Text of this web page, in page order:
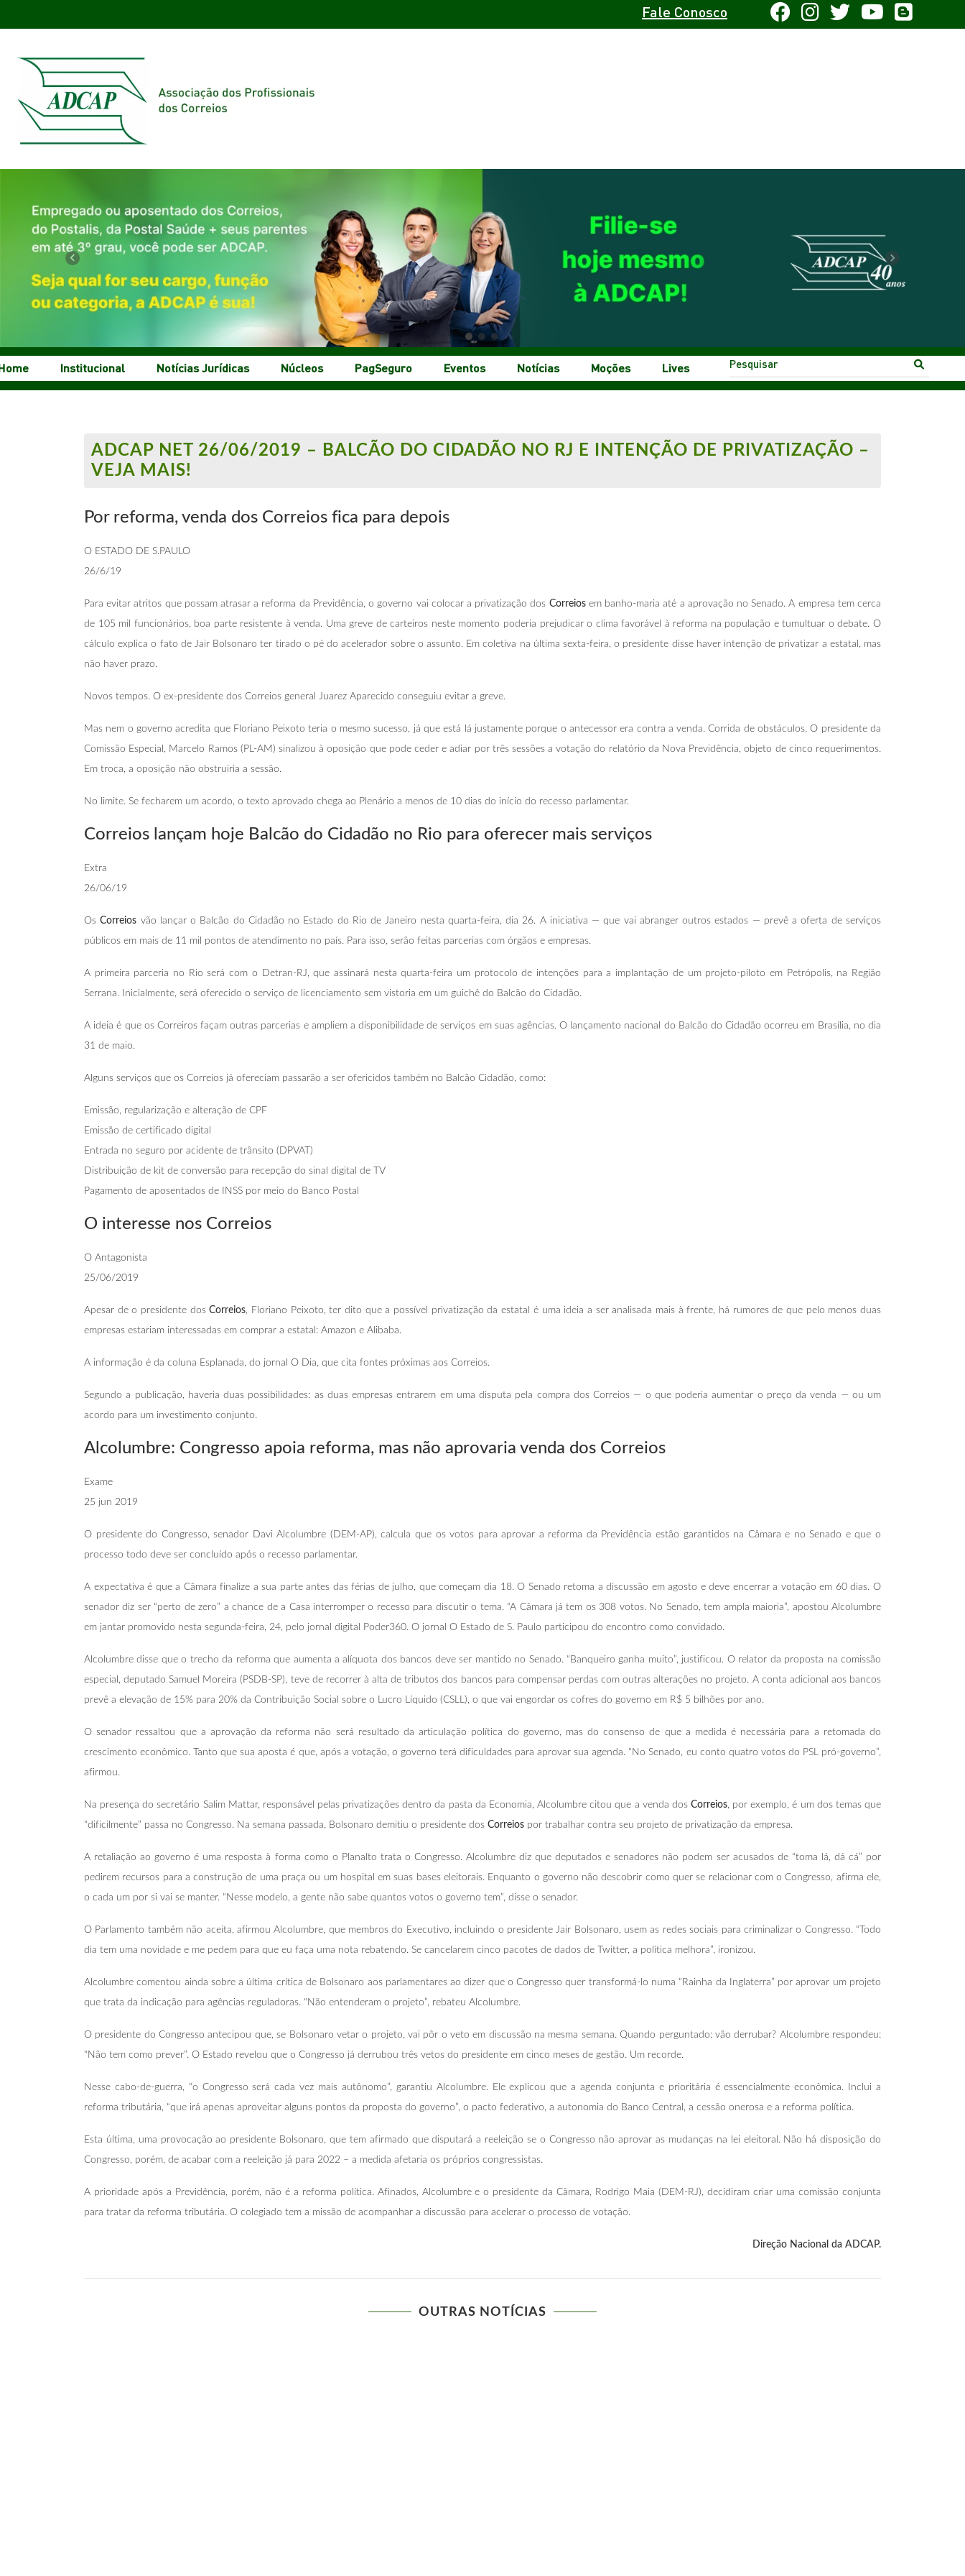
Fale Conosco
Previous Next
Institucional Notícias Jurídicas Núcleos PagSeguro Eventos Notícias Moções Lives
ADCAP NET 26/06/2019 – BALCÃO DO CIDADÃO NO RJ E INTENÇÃO DE PRIVATIZAÇÃO –
VEJA MAIS!
Por reforma, venda dos Correios fica para depois
O ESTADO DE S.PAULO
26/6/19
Para evitar atritos que possam atrasar a reforma da Previdência, o governo vai colocar a privatização dos Correios em banho-maria até a aprovação no Senado. A empresa tem cerca
de 105 mil funcionários, boa parte resistente à venda. Uma greve de carteiros neste momento poderia prejudicar o clima favorável à reforma na população e tumultuar o debate. O
cálculo explica o fato de Jair Bolsonaro ter tirado o pé do acelerador sobre o assunto. Em coletiva na última sexta-feira, o presidente disse haver intenção de privatizar a estatal, mas
não haver prazo.
Novos tempos. O ex-presidente dos Correios general Juarez Aparecido conseguiu evitar a greve.
Mas nem o governo acredita que Floriano Peixoto teria o mesmo sucesso, já que está lá justamente porque o antecessor era contra a venda. Corrida de obstáculos. O presidente da
Comissão Especial, Marcelo Ramos (PL-AM) sinalizou à oposição que pode ceder e adiar por três sessões a votação do relatório da Nova Previdência, objeto de cinco requerimentos.
Em troca, a oposição não obstruiria a sessão.
No limite. Se fecharem um acordo, o texto aprovado chega ao Plenário a menos de 10 dias do início do recesso parlamentar.
Correios lançam hoje Balcão do Cidadão no Rio para oferecer mais serviços
Extra
26/06/19
OsCorreios vão lançar o Balcão do Cidadão no Estado do Rio de Janeiro nesta quarta-feira, dia 26. A iniciativa — que vai abranger outros estados — prevê a oferta de serviços
públicos em mais de 11 mil pontos de atendimento no país. Para isso, serão feitas parcerias com órgãos e empresas.
A primeira parceria no Rio será com o Detran-RJ, que assinará nesta quarta-feira um protocolo de intenções para a implantação de um projeto-piloto em Petrópolis, na Região
Serrana. Inicialmente, será oferecido o serviço de licenciamento sem vistoria em um guichê do Balcão do Cidadão.
A ideia é que os Correiros façam outras parcerias e ampliem a disponibilidade de serviços em suas agências. O lançamento nacional do Balcão do Cidadão ocorreu em Brasília, no dia
31 de maio.
Alguns serviços que os Correios já ofereciam passarão a ser ofericidos também no Balcão Cidadão, como:
Emissão, regularização e alteração de CPF
Emissão de certificado digital
Entrada no seguro por acidente de trânsito (DPVAT)
Distribuição de kit de conversão para recepção do sinal digital de TV
Pagamento de aposentados de INSS por meio do Banco Postal
O interesse nos Correios
O Antagonista
25/06/2019
Apesar de o presidente dosCorreios , Floriano Peixoto, ter dito que a possível privatização da estatal é uma ideia a ser analisada mais à frente, há rumores de que pelo menos duas
empresas estariam interessadas em comprar a estatal: Amazon e Alibaba.
A informação é da coluna Esplanada, do jornal O Dia, que cita fontes próximas aos Correios.
Segundo a publicação, haveria duas possibilidades: as duas empresas entrarem em uma disputa pela compra dos Correios — o que poderia aumentar o preço da venda — ou um
acordo para um investimento conjunto.
Alcolumbre: Congresso apoia reforma, mas não aprovaria venda dos Correios
Exame
25 jun 2019
O presidente do Congresso, senador Davi Alcolumbre (DEM-AP), calcula que os votos para aprovar a reforma da Previdência estão garantidos na Câmara e no Senado e que o
processo todo deve ser concluído após o recesso parlamentar.
A expectativa é que a Câmara finalize a sua parte antes das férias de julho, que começam dia 18. O Senado retoma a discussão em agosto e deve encerrar a votação em 60 dias. O
senador diz ser “perto de zero” a chance de a Casa interromper o recesso para discutir o tema. “A Câmara já tem os 308 votos. No Senado, tem ampla maioria”, apostou Alcolumbre
em jantar promovido nesta segunda-feira, 24, pelo jornal digital Poder360. O jornal O Estado de S. Paulo participou do encontro como convidado.
Alcolumbre disse que o trecho da reforma que aumenta a alíquota dos bancos deve ser mantido no Senado. “Banqueiro ganha muito”, justificou. O relator da proposta na comissão
especial, deputado Samuel Moreira (PSDB-SP), teve de recorrer à alta de tributos dos bancos para compensar perdas com outras alterações no projeto. A conta adicional aos bancos
prevê a elevação de 15% para 20% da Contribuição Social sobre o Lucro Líquido (CSLL), o que vai engordar os cofres do governo em R$ 5 bilhões por ano.
O senador ressaltou que a aprovação da reforma não será resultado da articulação política do governo, mas do consenso de que a medida é necessária para a retomada do
crescimento econômico. Tanto que sua aposta é que, após a votação, o governo terá dificuldades para aprovar sua agenda. “No Senado, eu conto quatro votos do PSL pró-governo”,
afirmou.
Na presença do secretário Salim Mattar, responsável pelas privatizações dentro da pasta da Economia, Alcolumbre citou que a venda dos Correios, por exemplo, é um dos temas que
“dificilmente” passa no Congresso. Na semana passada, Bolsonaro demitiu o presidente dos Correios por trabalhar contra seu projeto de privatização da empresa.
A retaliação ao governo é uma resposta à forma como o Planalto trata o Congresso. Alcolumbre diz que deputados e senadores não podem ser acusados de “toma lá, dá cá” por
pedirem recursos para a construção de uma praça ou um hospital em suas bases eleitorais. Enquanto o governo não descobrir como quer se relacionar com o Congresso, afirma ele,
o cada um por si vai se manter. “Nesse modelo, a gente não sabe quantos votos o governo tem”, disse o senador.
O Parlamento também não aceita, afirmou Alcolumbre, que membros do Executivo, incluindo o presidente Jair Bolsonaro, usem as redes sociais para criminalizar o Congresso. “Todo
dia tem uma novidade e me pedem para que eu faça uma nota rebatendo. Se cancelarem cinco pacotes de dados de Twitter, a política melhora”, ironizou.
Alcolumbre comentou ainda sobre a última crítica de Bolsonaro aos parlamentares ao dizer que o Congresso quer transformá-lo numa “Rainha da Inglaterra” por aprovar um projeto
que trata da indicação para agências reguladoras. “Não entenderam o projeto”, rebateu Alcolumbre.
O presidente do Congresso antecipou que, se Bolsonaro vetar o projeto, vai pôr o veto em discussão na mesma semana. Quando perguntado: vão derrubar? Alcolumbre respondeu:
“Não tem como prever”. O Estado revelou que o Congresso já derrubou três vetos do presidente em cinco meses de gestão. Um recorde.
Nesse cabo-de-guerra, “o Congresso será cada vez mais autônomo”, garantiu Alcolumbre. Ele explicou que a agenda conjunta e prioritária é essencialmente econômica. Inclui a
reforma tributária, “que irá apenas aproveitar alguns pontos da proposta do governo”, o pacto federativo, a autonomia do Banco Central, a cessão onerosa e a reforma política.
Esta última, uma provocação ao presidente Bolsonaro, que tem afirmado que disputará a reeleição se o Congresso não aprovar as mudanças na lei eleitoral. Não há disposição do
Congresso, porém, de acabar com a reeleição já para 2022 – a medida afetaria os próprios congressistas.
A prioridade após a Previdência, porém, não é a reforma política. Afinados, Alcolumbre e o presidente da Câmara, Rodrigo Maia (DEM-RJ), decidiram criar uma comissão conjunta
para tratar da reforma tributária. O colegiado tem a missão de acompanhar a discussão para acelerar o processo de votação.
Direção Nacional da ADCAP.
OUTRAS NOTÍCIAS